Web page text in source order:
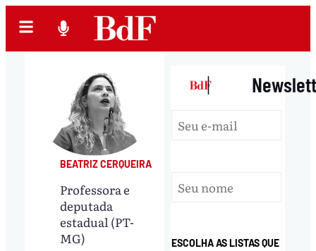
BEATRIZ CERQUEIRA
Professora e
deputada
estadual (PT-
MG)
|
ESCOLHA AS LISTAS QUE